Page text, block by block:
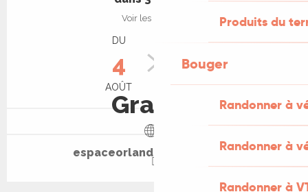
Produits du
Bouger
Randonner à
Randonner à
Randonner à
Voir les horaires
DU
4
AOÛT
30
AOÛT
Gratuit
espaceorlando.over-blog.fr